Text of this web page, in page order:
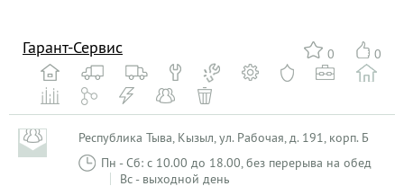
0 0
Гарант-Сервис
Республика Тыва, Кызыл, ул. Рабочая, д. 191, корп. Б
Пн - Сб: с 10.00 до 18.00, без перерыва на обед
Вс - выходной день